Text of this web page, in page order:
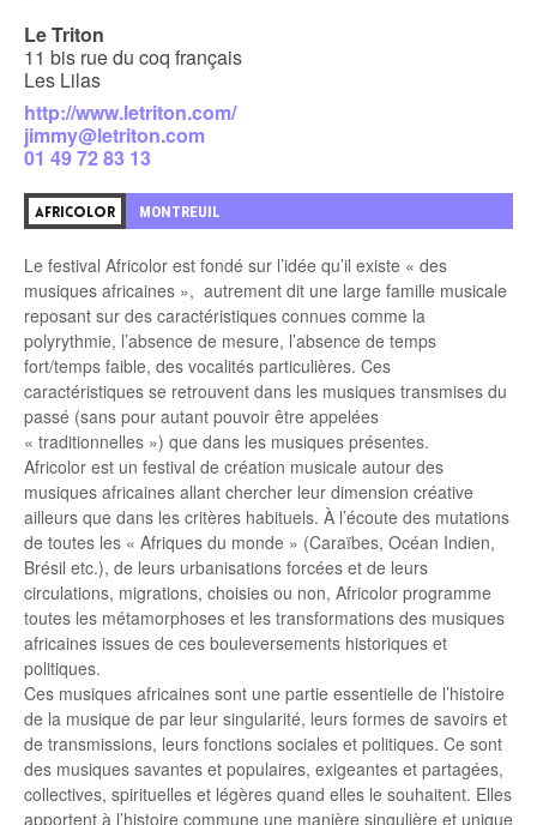
Le Triton
11 bis rue du coq français
Les Lilas
http://www.letriton.com/
jimmy@letriton.com
01 49 72 83 13
AFRICOLOR MONTREUIL
Le festival Africolor est fondé sur l’idée qu’il existe « des
musiques africaines », autrement dit une large famille musicale
reposant sur des caractéristiques connues comme la
polyrythmie, l’absence de mesure, l’absence de temps
fort/temps faible, des vocalités particulières. Ces
caractéristiques se retrouvent dans les musiques transmises du
passé (sans pour autant pouvoir être appelées
« traditionnelles ») que dans les musiques présentes.
Africolor est un festival de création musicale autour des
musiques africaines allant chercher leur dimension créative
ailleurs que dans les critères habituels. À l’écoute des mutations
de toutes les « Afriques du monde » (Caraïbes, Océan Indien,
Brésil etc.), de leurs urbanisations forcées et de leurs
circulations, migrations, choisies ou non, Africolor programme
toutes les métamorphoses et les transformations des musiques
africaines issues de ces bouleversements historiques et
politiques.
Ces musiques africaines sont une partie essentielle de l’histoire
de la musique de par leur singularité, leurs formes de savoirs et
de transmissions, leurs fonctions sociales et politiques. Ce sont
des musiques savantes et populaires, exigeantes et partagées,
collectives, spirituelles et légères quand elles le souhaitent. Elles
apportent à l’histoire commune une manière singulière et unique